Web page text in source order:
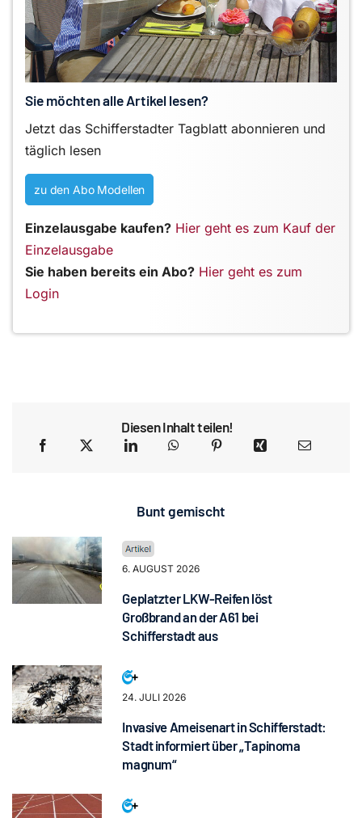
Sie möchten alle Artikel lesen?
Jetzt das Schifferstadter Tagblatt abonnieren und
täglich lesen
zu den Abo Modellen
Einzelausgabe kaufen? Hier geht es zum Kauf der
Einzelausgabe
Sie haben bereits ein Abo? Hier geht es zum
Login
Diesen Inhalt teilen!
Bunt gemischt
6. AUGUST 2026
Geplatzter LKW-Reifen löst
Großbrand an der A61 bei
Schifferstadt aus
24. JULI 2026
Invasive Ameisenart in Schifferstadt:
Stadt informiert über „Tapinoma
magnum“